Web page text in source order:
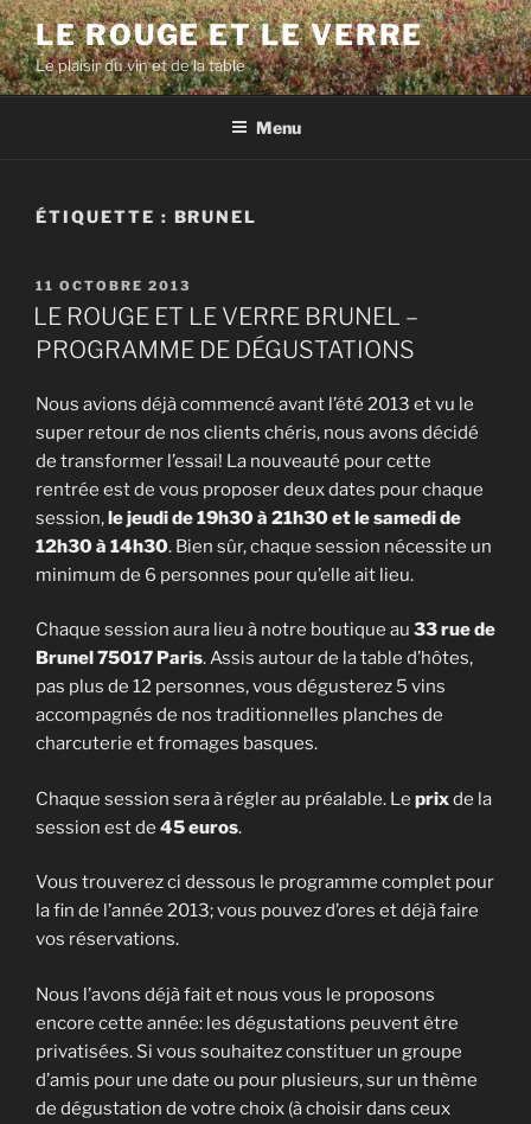
Aller
au
contenu
principal
LE ROUGE ET LE VERRE
Le plaisir du vin et de la table
Menu
ÉTIQUETTE : BRUNEL
PUBLIÉ
LE
11 OCTOBRE 2013
LE ROUGE ET LE VERRE BRUNEL –
PROGRAMME DE DÉGUSTATIONS
Nous avions déjà commencé avant l’été 2013 et vu le
super retour de nos clients chéris, nous avons décidé
de transformer l’essai! La nouveauté pour cette
rentrée est de vous proposer deux dates pour chaque
session,le jeudi de 19h30 à 21h30 et le samedi de
12h30 à 14h30. Bien sûr, chaque session nécessite un
minimum de 6 personnes pour qu’elle ait lieu.
Chaque session aura lieu à notre boutique au 33 rue de
Brunel 75017 Paris. Assis autour de la table d’hôtes,
pas plus de 12 personnes, vous dégusterez 5 vins
accompagnés de nos traditionnelles planches de
charcuterie et fromages basques.
Chaque session sera à régler au préalable. Le prixde la
session est de 45 euros.
Vous trouverez ci dessous le programme complet pour
la fin de l’année 2013; vous pouvez d’ores et déjà faire
vos réservations.
Nous l’avons déjà fait et nous vous le proposons
encore cette année: les dégustations peuvent être
privatisées. Si vous souhaitez constituer un groupe
d’amis pour une date ou pour plusieurs, sur un thème
de dégustation de votre choix (à choisir dans ceux